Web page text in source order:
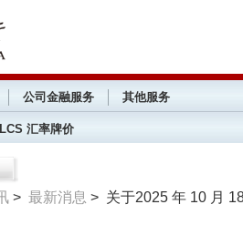
公司金融服务 其他服务
LCS 汇率牌价
> 最新消息 > 关于2025 年 10 月